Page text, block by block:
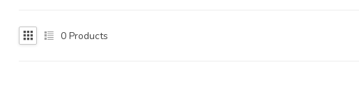
0 Products